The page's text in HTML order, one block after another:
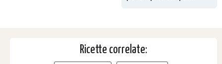
Ricette correlate: